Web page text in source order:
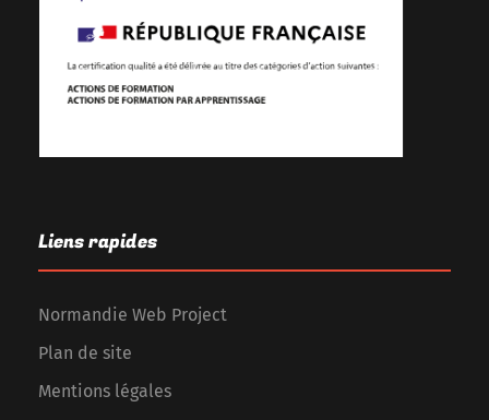
Liens rapides
Normandie Web Project
Plan de site
Mentions légales